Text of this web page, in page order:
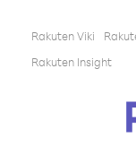
Rakuten Viki
Rakuten Insight